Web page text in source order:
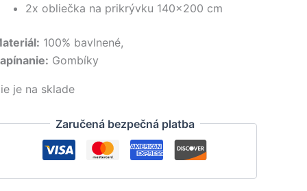
2x obliečka na prikrývku 140×200 cm
100% bavlnené,
Gombíky
je na sklade
Zaručená bezpečná platba